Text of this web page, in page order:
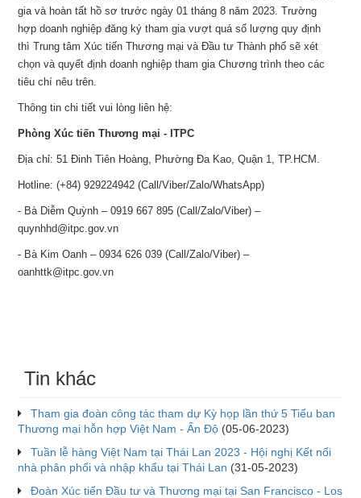
gia và hoàn tất hồ sơ trước ngày 01 tháng 8 năm 2023. Trường
hợp doanh nghiệp đăng ký tham gia vượt quá số lượng quy định
thì Trung tâm Xúc tiến Thương mại và Đầu tư Thành phố sẽ xét
chọn và quyết định doanh nghiệp tham gia Chương trình theo các
tiêu chí nêu trên.
Thông tin chi tiết vui lòng liên hệ:
Phòng Xúc tiến Thương mại - ITPC
Địa chỉ: 51 Đinh Tiên Hoàng, Phường Đa Kao, Quận 1, TP.HCM.
Hotline: (+84) 929224942 (Call/Viber/Zalo/WhatsApp)
- Bà Diễm Quỳnh – 0919 667 895 (Call/Zalo/Viber) –
quynhhd@itpc.gov.vn
- Bà Kim Oanh – 0934 626 039 (Call/Zalo/Viber) –
oanhttk@itpc.gov.vn
Tin khác
Tham gia đoàn công tác tham dự Kỳ họp lần thứ 5 Tiểu ban
Thương mại hỗn hợp Việt Nam - Ấn Độ (05-06-2023)
Tuần lễ hàng Việt Nam tại Thái Lan 2023 - Hội nghị Kết nối
nhà phân phối và nhập khẩu tại Thái Lan (31-05-2023)
Đoàn Xúc tiến Đầu tư và Thương mại tại San Francisco - Los